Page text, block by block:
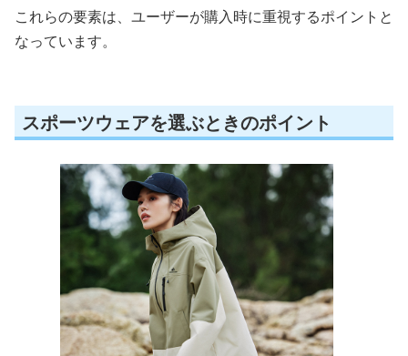
これらの要素は、ユーザーが購入時に重視するポイントと
なっています。
スポーツウェアを選ぶときのポイント